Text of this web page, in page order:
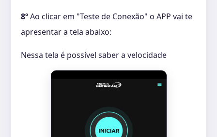
8ºAo clicar em "Teste de Conexão" o APP vai te
apresentar a tela abaixo:
Nessa tela é possível saber a velocidade